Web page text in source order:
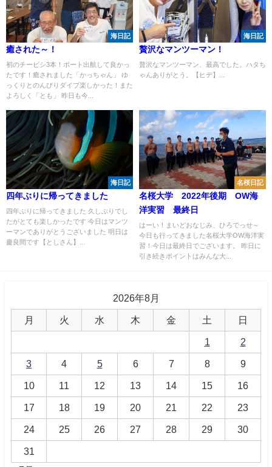
海日記
癒された～！
初のチービシ3本！ボート出航して良かっ
たです！癒されました「かっちゃん」 ゆ
っくりとのんびりダイブ楽しかった！また
よろしく「とも」 昨日も今...
海日記
贅沢なマンツーマン！
贅沢なマンツーマン、最高でした。ハタち
ゃんありがとう。【ヒデ】...
海日記
四年ぶりに帰ってきました
四年ぶりに帰ってきました 久しぶりでし
たがとても楽しかったです 今日はマンツ
ーマンでありがとうございました 明日は
慶良間です【としさん】...
名桜日記
名桜大学 2022年後期 OW海
洋実習 最終日
はーい！まいどおなじみ、ひろでっせ～
今日も行ってきました名桜大学OW海洋実
習！今日は最終日でございます。 昨日に
引き続きポイントはみんな大...
2026年8月
月 火 水 木 金 土 日
1 2
3 4 5 6 7 8 9
10 11 12 13 14 15 16
17 18 19 20 21 22 23
24 25 26 27 28 29 30
31